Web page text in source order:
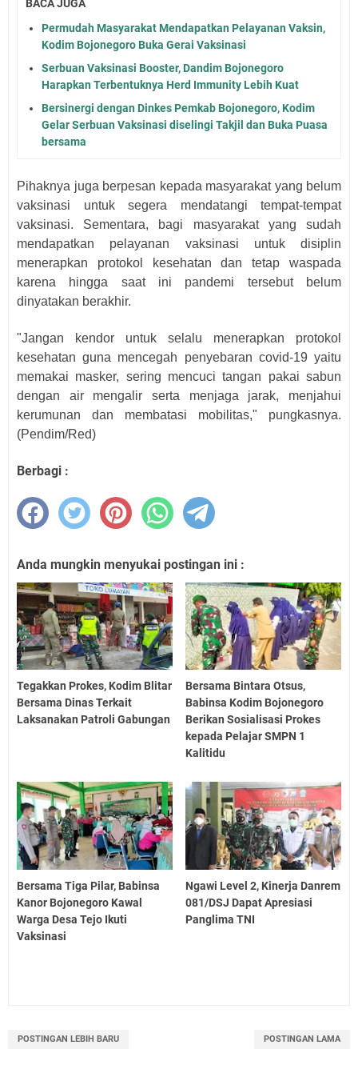
BACA JUGA
Permudah Masyarakat Mendapatkan Pelayanan Vaksin,
Kodim Bojonegoro Buka Gerai Vaksinasi
Serbuan Vaksinasi Booster, Dandim Bojonegoro
Harapkan Terbentuknya Herd Immunity Lebih Kuat
Bersinergi dengan Dinkes Pemkab Bojonegoro, Kodim
Gelar Serbuan Vaksinasi diselingi Takjil dan Buka Puasa
bersama
Pihaknya juga berpesan kepada masyarakat yang belum
vaksinasi untuk segera mendatangi tempat-tempat
vaksinasi. Sementara, bagi masyarakat yang sudah
mendapatkan pelayanan vaksinasi untuk disiplin
menerapkan protokol kesehatan dan tetap waspada
karena hingga saat ini pandemi tersebut belum
dinyatakan berakhir.
"Jangan kendor untuk selalu menerapkan protokol
kesehatan guna mencegah penyebaran covid-19 yaitu
memakai masker, sering mencuci tangan pakai sabun
dengan air mengalir serta menjaga jarak, menjahui
kerumunan dan membatasi mobilitas," pungkasnya.
(Pendim/Red)
Berbagi :
Anda mungkin menyukai postingan ini :
Tegakkan Prokes, Kodim Blitar
Bersama Dinas Terkait
Laksanakan Patroli Gabungan
Bersama Bintara Otsus,
Babinsa Kodim Bojonegoro
Berikan Sosialisasi Prokes
kepada Pelajar SMPN 1
Kalitidu
Bersama Tiga Pilar, Babinsa
Kanor Bojonegoro Kawal
Warga Desa Tejo Ikuti
Vaksinasi
Ngawi Level 2, Kinerja Danrem
081/DSJ Dapat Apresiasi
Panglima TNI
POSTINGAN LEBIH BARU POSTINGAN LAMA